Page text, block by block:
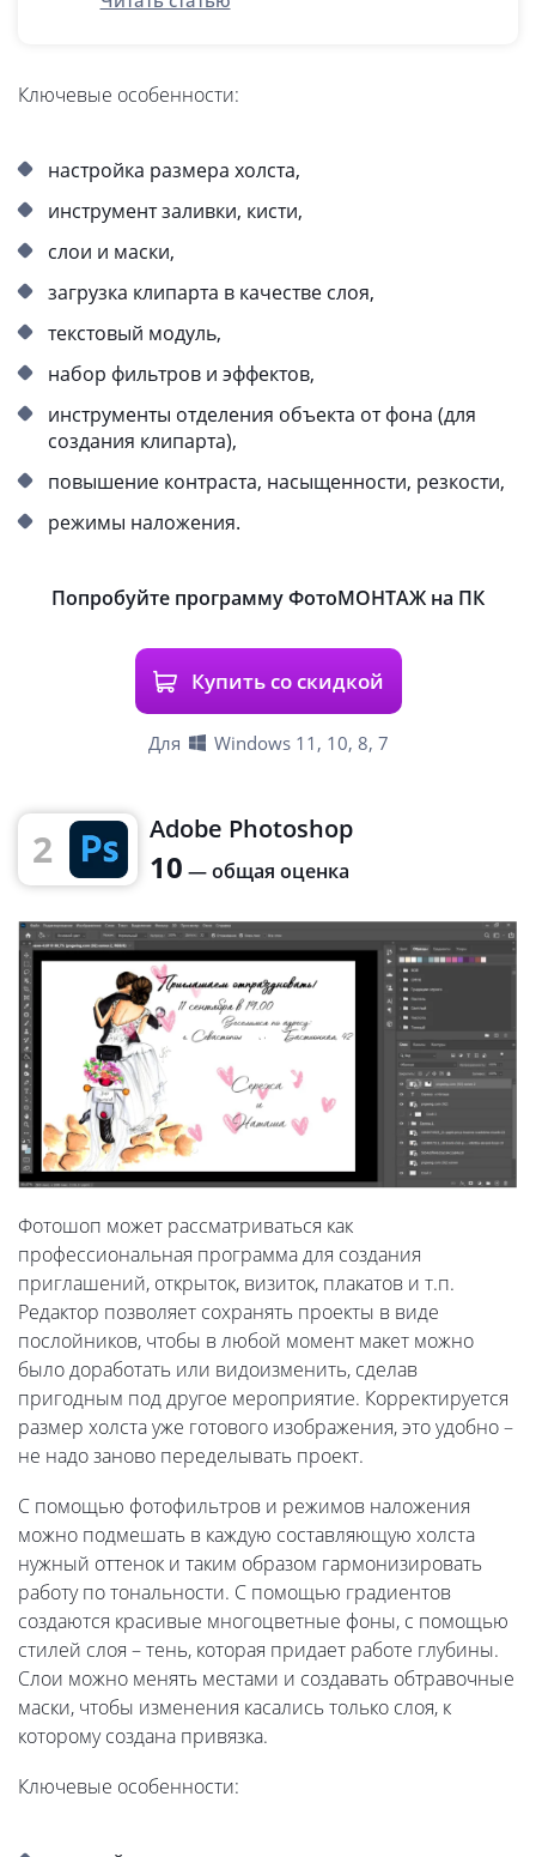
Ключевые особенности:
настройка размера холста,
инструмент заливки, кисти,
слои и маски,
загрузка клипарта в качестве слоя,
текстовый модуль,
набор фильтров и эффектов,
инструменты отделения объекта от фона (для
создания клипарта),
повышение контраста, насыщенности, резкости,
режимы наложения.
Попробуйте программу ФотоМОНТАЖ на ПК
Купить со скидкой
Для Windows 11, 10, 8, 7
2 Adobe Photoshop
10 — общая оценка
Фотошоп может рассматриваться как
профессиональная программа для создания
приглашений, открыток, визиток, плакатов и т.п.
Редактор позволяет сохранять проекты в виде
послойников, чтобы в любой момент макет можно
было доработать или видоизменить, сделав
пригодным под другое мероприятие. Корректируется
размер холста уже готового изображения, это удобно –
не надо заново переделывать проект.
С помощью фотофильтров и режимов наложения
можно подмешать в каждую составляющую холста
нужный оттенок и таким образом гармонизировать
работу по тональности. С помощью градиентов
создаются красивые многоцветные фоны, с помощью
стилей слоя – тень, которая придает работе глубины.
Слои можно менять местами и создавать обтравочные
маски, чтобы изменения касались только слоя, к
которому создана привязка.
Ключевые особенности: